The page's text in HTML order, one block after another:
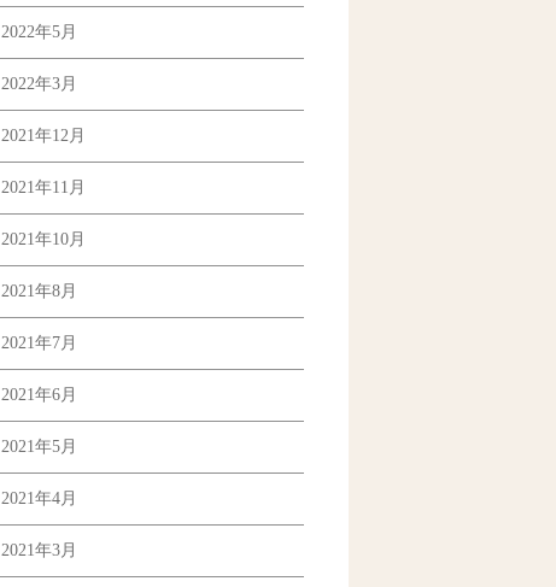
2022年5月
2022年3月
2021年12月
2021年11月
2021年10月
2021年8月
2021年7月
2021年6月
2021年5月
2021年4月
2021年3月